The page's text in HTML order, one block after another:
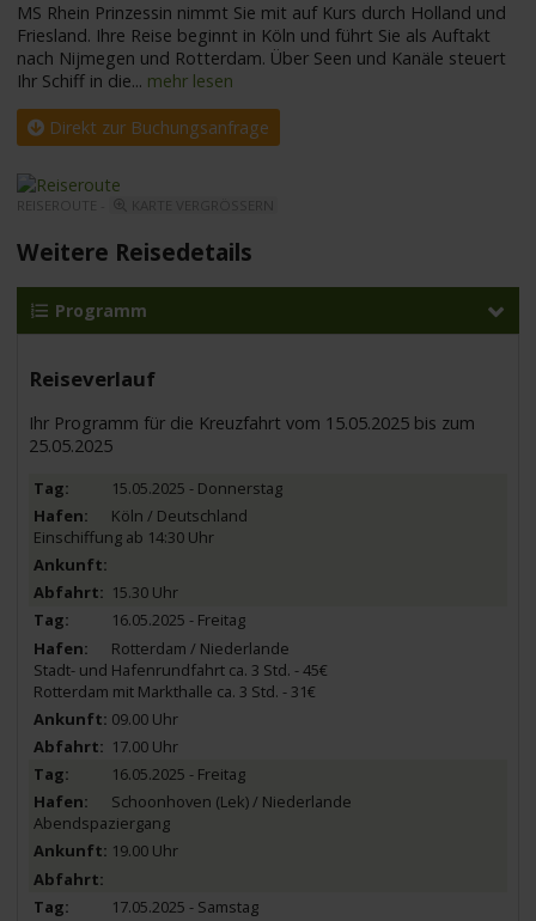
MS Rhein Prinzessin nimmt Sie mit auf Kurs durch Holland und
Friesland. Ihre Reise beginnt in Köln und führt Sie als Auftakt
nach Nijmegen und Rotterdam. Über Seen und Kanäle steuert
Ihr Schiff in die... mehr lesen
Direkt zur Buchungsanfrage
REISEROUTE -
Weitere Reisedetails
Programm
Reiseverlauf
Ihr Programm für die Kreuzfahrt vom 15.05.2025 bis zum
25.05.2025
15.05.2025 - Donnerstag
Köln / Deutschland
Einschiffung ab 14:30 Uhr
15.30 Uhr
16.05.2025 - Freitag
Rotterdam / Niederlande
Stadt- und Hafenrundfahrt ca. 3 Std. - 45€
Rotterdam mit Markthalle ca. 3 Std. - 31€
09.00 Uhr
17.00 Uhr
16.05.2025 - Freitag
Schoonhoven (Lek) / Niederlande
Abendspaziergang
19.00 Uhr
17.05.2025 - Samstag